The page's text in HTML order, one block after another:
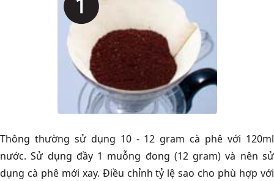
Thông thường sử dụng 10 - 12 gram cà phê với 120ml
nước. Sử dụng đầy 1 muỗng đong (12 gram) và nên sử
dụng cà phê mới xay. Điều chỉnh tỷ lệ sao cho phù hợp với